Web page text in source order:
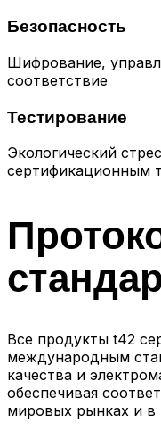
Безопасность
Шифрование,
соответствие
Тестирование
Экологический
сертификационным
Все продукты t42
международным
качества и
обеспечивая
мировых рынках и в